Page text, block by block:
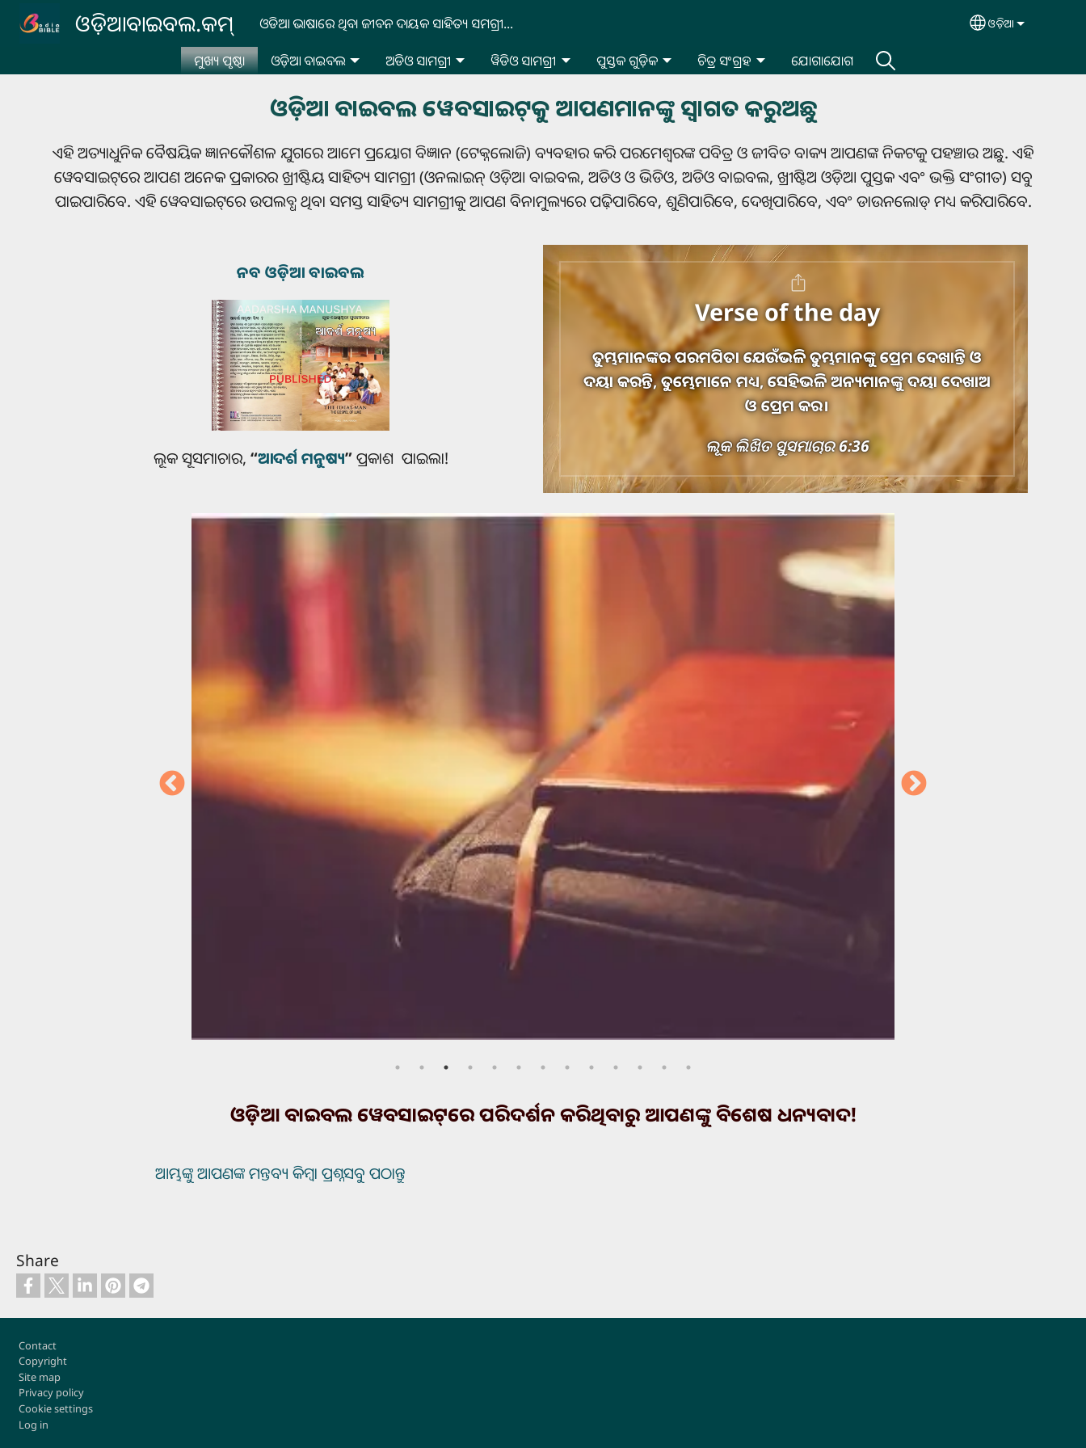
Skip to main contentଓଡ଼ିଆବାଇବଲ.କମ୍ ଓଡିଆ ଭାଷାରେ ଥିବା ଜୀବନ ଦାୟକ ସାହିତ୍ୟ ସମଗ୍ରୀ... Select your
ଓଡ଼ିଆ
ମୁଖ୍ୟ ପୃଷ୍ଠା ଓଡ଼ିଆ ବାଇବଲ ଅଡିଓ ସାମଗ୍ରୀ ୱିଡିଓ ସାମଗ୍ରୀ ପୁସ୍ତକ ଗୁଡ଼ିକ ଚିତ୍ର ସଂଗ୍ରହ ଯୋଗାଯୋଗ
ଓଡ଼ିଆ ବାଇବଲ ୱେବସାଇଟ୍‌କୁ ଆପଣମାନଙ୍କୁ ସ୍ୱାଗତ କରୁଅଛୁ
ଏହି ଅତ୍ୟାଧୁନିକ ବୈଷୟିକ ଜ୍ଞାନକୌଶଳ ଯୁଗରେ ଆମେ ପ୍ରୟୋଗ ବିଜ୍ଞାନ (ଟେକ୍ନଲୋଜି) ବ୍ୟବହାର କରି ପରମେଶ୍ୱରଙ୍କ ପବିତ୍ର ଓ ଜୀବିତ ବାକ୍ୟ ଆପଣଙ୍କ ନିକଟକୁ ପହଞ୍ଚାଉ ଅଛୁ. ଏହି
ୱେବସାଇଟ୍‌ରେ ଆପଣ ଅନେକ ପ୍ରକାରର ଖ୍ରୀଷ୍ଟିୟ ସାହିତ୍ୟ ସାମଗ୍ରୀ (ଓନଲାଇନ୍ ଓଡ଼ିଆ ବାଇବଲ, ଅଡିଓ ଓ ଭିଡିଓ, ଅଡିଓ ବାଇବଲ, ଖ୍ରୀଷ୍ଟିଅ ଓଡ଼ିଆ ପୁସ୍ତକ ଏବଂ ଭକ୍ତି ସଂଗୀତ) ସବୁ
ପାଇପାରିବେ. ଏହି ୱେବସାଇଟ୍‌ରେ ଉପଲବ୍ଧ ଥିବା ସମସ୍ତ ସାହିତ୍ୟ ସାମଗ୍ରୀକୁ ଆପଣ ବିନାମୁଲ୍ୟରେ ପଢ଼ିପାରିବେ, ଶୁଣିପାରିବେ, ଦେଖିପାରିବେ, ଏବଂ ଡାଉନଲୋଡ୍ ମଧ୍ୟ କରିପାରିବେ.
ନବ ଓଡ଼ିଆ ବାଇବଲ
ଲୂକ ସୂସମାଚାର, “ଆଦର୍ଶ ମନୁଷ୍ୟ”ପ୍ରକାଶ ପାଇଲା!
Verse of the day
ତୁମ୍ଭମାନଙ୍କର ପରମପିତା ଯେଉଁଭଳି ତୁମ୍ଭମାନଙ୍କୁ ପ୍ରେମ ଦେଖାନ୍ତି ଓ
ଦୟା କରନ୍ତି, ତୁମ୍ଭେମାନେ ମଧ୍ୟ, ସେହିଭଳି ଅନ୍ୟମାନଙ୍କୁ ଦୟା ଦେଖାଅ
ଓ ପ୍ରେମ କର।
ଲୂକ ଲିଖିତ ସୁସମାଚାର 6:36
ଓଡ଼ିଆ ବାଇବଲ ୱେବସାଇଟ୍‌ରେ ପରିଦର୍ଶନ କରିଥିବାରୁ ଆପଣଙ୍କୁ ବିଶେଷ ଧନ୍ୟବାଦ!
ଆମ୍ଭଙ୍କୁ ଆପଣଙ୍କ ମନ୍ତବ୍ୟ କିମ୍ବା ପ୍ରଶ୍ନସବୁ ପଠାନ୍ତୁ
Share
Footer
Contact
Copyright
Site map
Privacy policy
Cookie settings
Log in